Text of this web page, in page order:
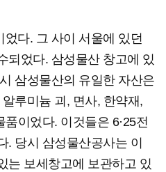
다. 그 사이 서울에 있던
되었다. 삼성물산 창고에 있
삼성물산의 유일한 자산은
루미늄 괴, 면사, 한약재,
이었다. 이것들은 6·25전
. 당시 삼성물산공사는 이
는 보세창고에 보관하고 있